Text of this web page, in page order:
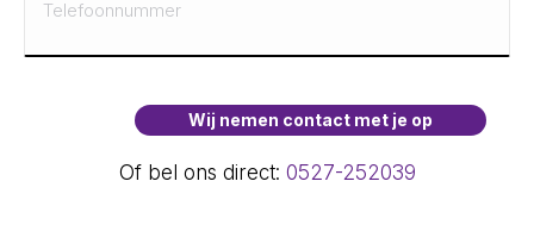
Of bel ons direct: 0527-252039